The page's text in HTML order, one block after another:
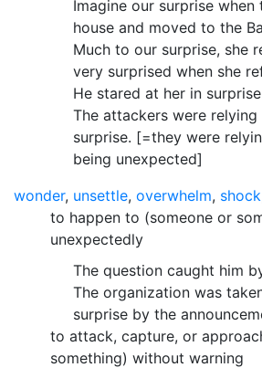
Imagine our surprise
house and moved to the
Much to our surprise, she
very surprised when she
He stared at her in
The attackers were
surprise. [=they were
being unexpected]
wonder, unsettle, overwhelm, shock
to happen to (someone or
unexpectedly
The question caught him
The organization was
surprise by the
to attack, capture, or
something) without warning